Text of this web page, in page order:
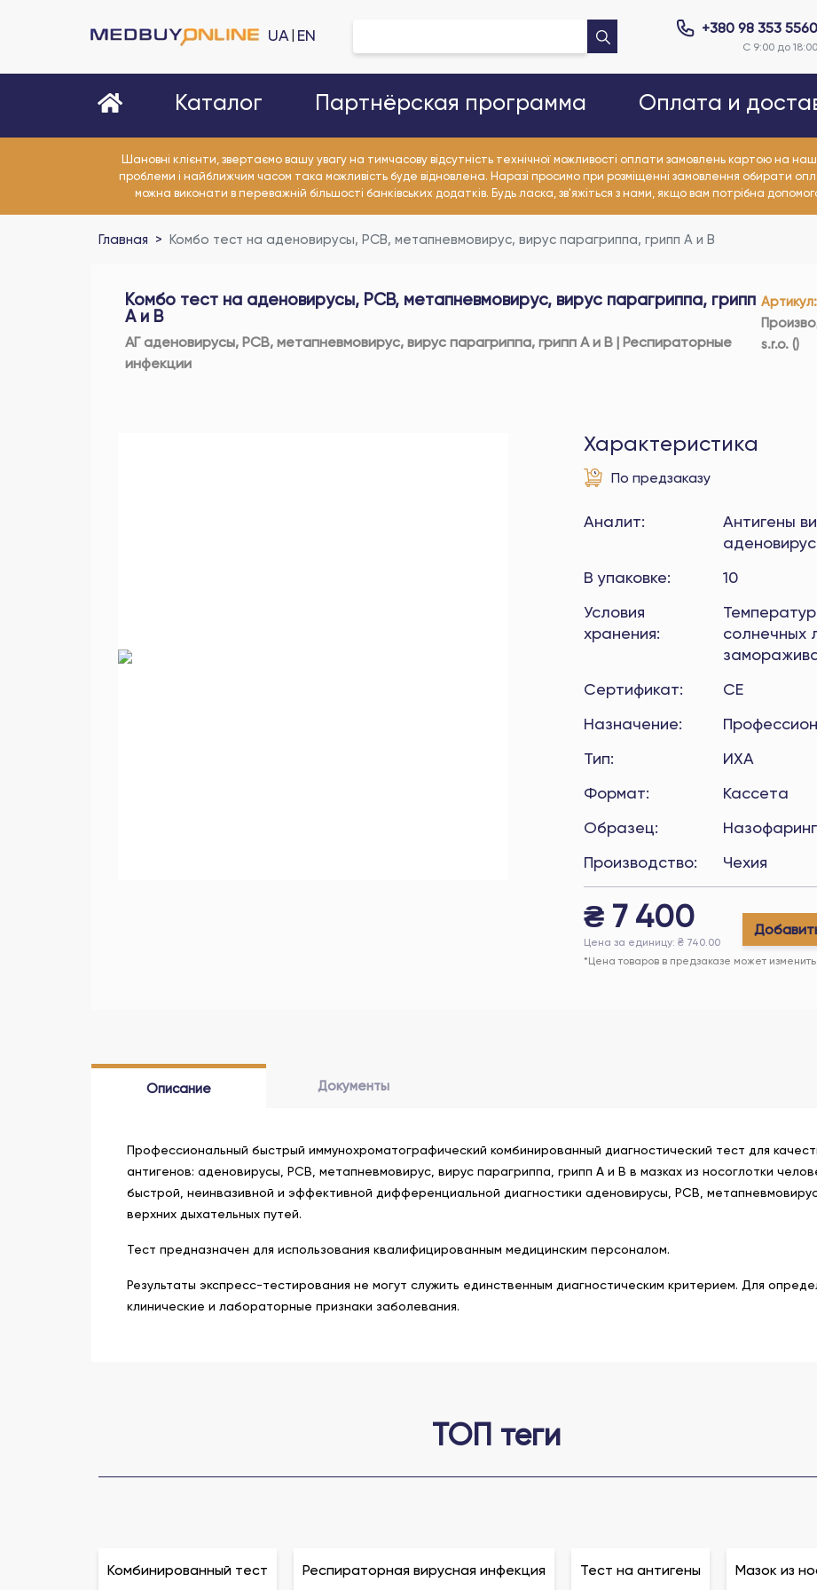
UA | EN +380 98 353 5560
С 9:00 до 18:00
Каталог Партнёрская программа Оплата и
Шановні клієнти, звертаємо вашу увагу на тимчасову відсутність технічної можливості оплати замовлень картою на
проблеми і найближчим часом така можливість буде відновлена. Наразі просимо при розміщенні замовлення обирати
можна виконати в переважній більшості банківських додатків. Будь ласка, зв'яжіться з нами, якщо вам потрібна
Главная Комбо тест на аденовирусы, РСВ, метапневмовирус, вирус парагриппа, грипп А и В
Комбо тест на аденовирусы, РСВ, метапневмовирус, вирус парагриппа, грипп
А и В
АГ аденовирусы, РСВ, метапневмовирус, вирус парагриппа, грипп А и В | Респираторные
инфекции
Артикул:
s.r.o. ()
Характеристика
По предзаказу
Аналит:
Антигены
В упаковке:
10
Условия
хранения:
солнечных
Сертификат:
CE
Назначение:
Тип:
ИХА
Формат:
Кассета
Образец:
Производство: Чехия
₴ 7 400
Цена за единицу: ₴ 740.00
*Цена товаров в предзаказе может
Описание Документы
Профессиональный быстрый иммунохроматографический комбинированный диагностический тест для
антигенов: аденовирусы, РСВ, метапневмовирус, вирус парагриппа, грипп А и В в мазках из носоглотки
быстрой, неинвазивной и эффективной дифференциальной диагностики аденовирусы, РСВ,
верхних дыхательных путей.
Тест предназначен для использования квалифицированным медицинским персоналом.
Результаты экспресс-тестирования не могут служить единственным диагностическим критерием. Для
клинические и лабораторные признаки заболевания.
ТОП теги
Комбинированный тест Респираторная вирусная инфекция Тест на антигены Мазок из